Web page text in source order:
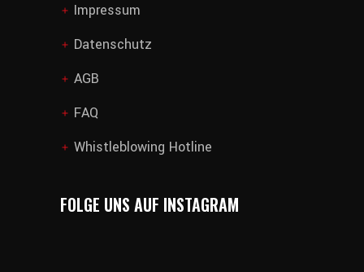
add Impressum
add Datenschutz
add AGB
add FAQ
add Whistleblowing Hotline
FOLGE UNS AUF INSTAGRAM